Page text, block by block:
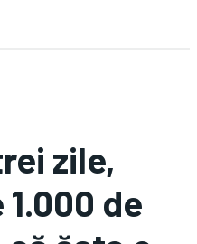
zile,
de